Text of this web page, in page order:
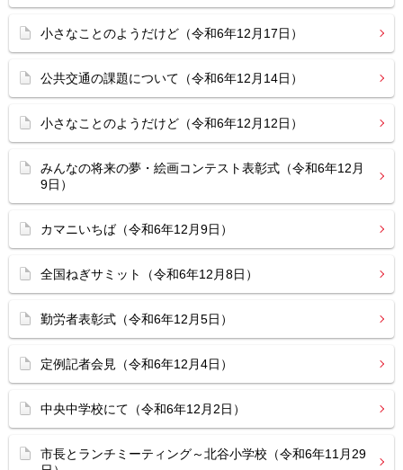
小さなことのようだけど（令和6年12月17日）
公共交通の課題について（令和6年12月14日）
小さなことのようだけど（令和6年12月12日）
みんなの将来の夢・絵画コンテスト表彰式（令和6年12月
9日）
カマニいちば（令和6年12月9日）
全国ねぎサミット（令和6年12月8日）
勤労者表彰式（令和6年12月5日）
定例記者会見（令和6年12月4日）
中央中学校にて（令和6年12月2日）
市長とランチミーティング～北谷小学校（令和6年11月29